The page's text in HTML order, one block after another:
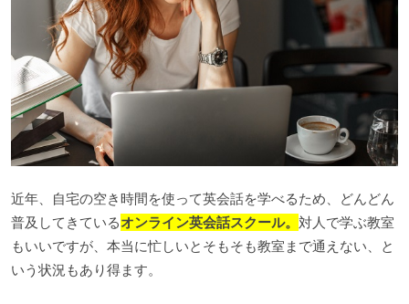
近年、自宅の空き時間を使って英会話を学べるため、どんどん
普及してきているオンライン英会話スクール。 対人で学ぶ教室
もいいですが、本当に忙しいとそもそも教室まで通えない、と
いう状況もあり得ます。